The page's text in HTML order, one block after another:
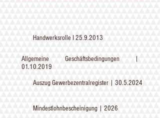
Handwerksrolle I 25.9.2013
Allgemeine Geschäftsbedingungen |
01.10.2019
Auszug Gewerbezentralregister | 30.5.2024
Mindestlohnbescheinigung | 2026